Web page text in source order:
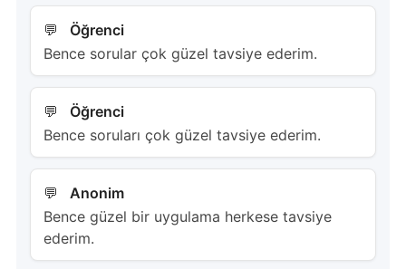
Öğrenci
Bence sorular çok güzel tavsiye ederim.
Öğrenci
Bence soruları çok güzel tavsiye ederim.
Anonim
Bence güzel bir uygulama herkese tavsiye
ederim.